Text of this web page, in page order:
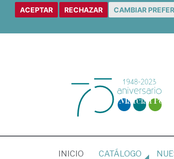
ACEPTAR RECHAZAR CAMBIAR
INICIO (CURRENT)
CATÁLOGO